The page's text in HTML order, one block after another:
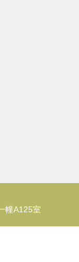
幢A125室